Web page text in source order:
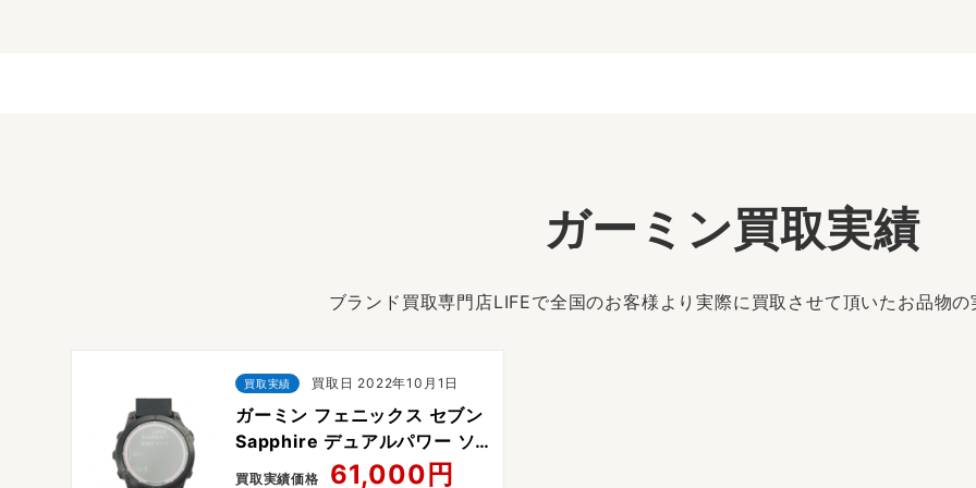
ガーミン買取実績
ブランド買取専門店LIFEで全国のお客様より実際に買取させて頂いたお品物の
買取実績 買取日 2022年10月1日
ガーミン フェニックス セブン
Sapphire デュアルパワー ソ
ーラー スマート ウォッチ
買取実績価格 61,000円